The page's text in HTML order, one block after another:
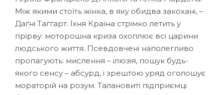
Між якими стоїть жінка, в яку обидва закохані, –
Даґні Таґґарт. Їхня Країна стрімко летить у
прірву: моторошна криза охоплює всі царини
людського життя. Псевдовчені наполегливо
пропагують: мислення – ілюзія, пошук будь-
якого сенсу – абсурд, і зрештою уряд оголошує
мораторій на розум. Талановиті підприємці